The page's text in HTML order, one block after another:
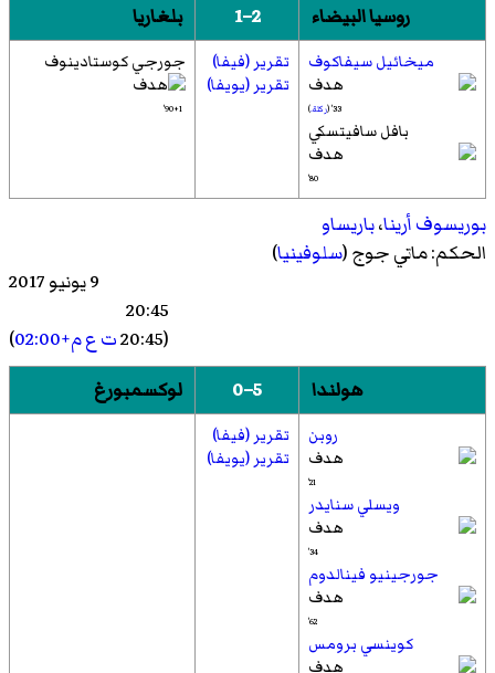
روسيا البيضاء
2–1 بلغاريا
ميخائيل سيفاكوف
33' ( ركلة.)
بافل سافيتسكي
80'
تقرير (فيفا)
تقرير (يويفا)
جورجي كوستادينوف
90+1'
بوريسوف أرينا،باريساو
الحكم:ماتي جوج(سلوفينيا)
9 يونيو 2017
20:45
(20:45
ت ع م+02:00
)
هولندا
5–0 لوكسمبورغ
روبن
21'
ويسلي سنايدر
34'
جورجينيو فينالدوم
62'
كوينسي برومس
تقرير (فيفا)
تقرير (يويفا)